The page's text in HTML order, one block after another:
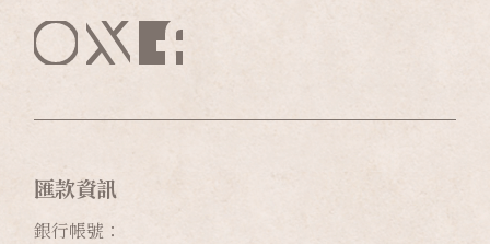
匯款資訊
銀行帳號：